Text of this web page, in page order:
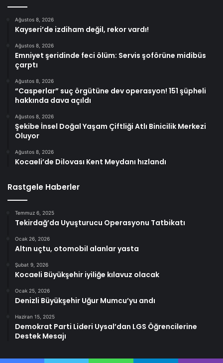
Ağustos 8, 2026
Kayseri’de izdiham değil, rekor vardı!
Ağustos 8, 2026
Emniyet şeridinde feci ölüm: Servis şoförüne midibüs
çarptı
Ağustos 8, 2026
“Casperlar” suç örgütüne dev operasyon! 151 şüpheli
hakkında dava açıldı
Ağustos 8, 2026
Şekibe İnsel Doğal Yaşam Çiftliği Atlı Binicilik Merkezi
Oluyor
Ağustos 8, 2026
Kocaeli’de Dilovası Kent Meydanı hızlandı
Rastgele Haberler
Temmuz 6, 2025
Tekirdağ’da Uyuşturucu Operasyonu Tatbikatı
Ocak 26, 2026
Altın uçtu, otomobil alanlar yasta
Şubat 9, 2026
Kocaeli Büyükşehir iyiliğe kılavuz olacak
Ocak 25, 2026
Denizli Büyükşehir Uğur Mumcu’yu andı
Haziran 15, 2025
Demokrat Parti Lideri Uysal’dan LGS Öğrencilerine
Destek Mesajı